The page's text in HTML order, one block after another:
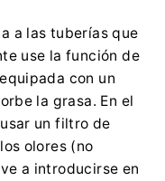
a las tuberías que
use la función de
con un
la grasa. En el
un filtro de
olores (no
a introducirse en